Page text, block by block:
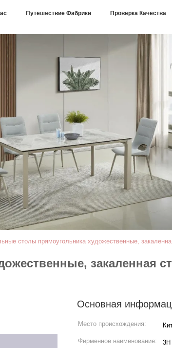
Путешествие Фабрики Проверка Качества
столы прямоугольника художественные,
закаленная
Основная
Место происхождения:
Фирменное наименование: 3H